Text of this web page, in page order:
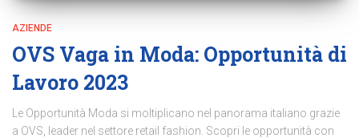
AZIENDE
OVS Vaga in Moda: Opportunità di
Lavoro 2023
Le Opportunità Moda si moltiplicano nel panorama italiano grazie
a OVS, leader nel settore retail fashion. Scopri le opportunità con